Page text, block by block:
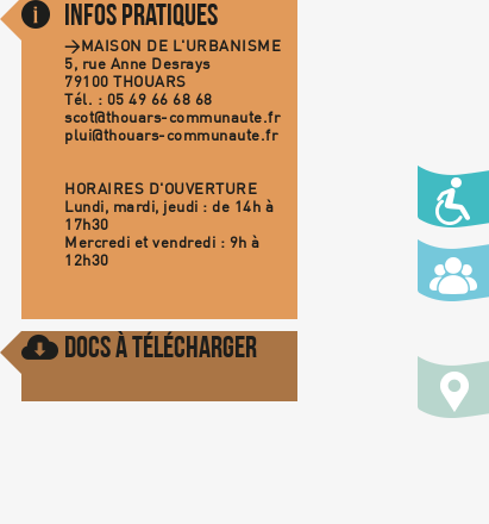
Infos Pratiques
> MAISON DE L'URBANISME
5, rue Anne Desrays
79100 THOUARS
Tél. : 05 49 66 68 68
scot@thouars-communaute.fr
plui@thouars-communaute.fr
HORAIRES D'OUVERTURE
Lundi, mardi, jeudi : de 14h à
17h30
Mercredi et vendredi : 9h à
12h30
Docs à Télécharger